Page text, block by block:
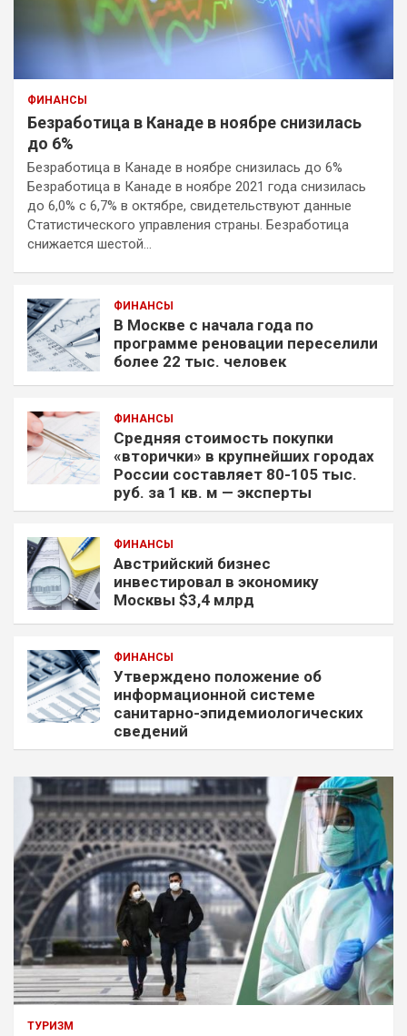
ФИНАНСЫ
Безработица в Канаде в ноябре снизилась
до 6%
Безработица в Канаде в ноябре снизилась до 6%
Безработица в Канаде в ноябре 2021 года снизилась
до 6,0% с 6,7% в октябре, свидетельствуют данные
Статистического управления страны. Безработица
снижается шестой…
ФИНАНСЫ
В Москве с начала года по
программе реновации переселили
более 22 тыс. человек
ФИНАНСЫ
Средняя стоимость покупки
«вторички» в крупнейших городах
России составляет 80-105 тыс.
руб. за 1 кв. м — эксперты
ФИНАНСЫ
Австрийский бизнес
инвестировал в экономику
Москвы $3,4 млрд
ФИНАНСЫ
Утверждено положение об
информационной системе
санитарно-эпидемиологических
сведений
ТУРИЗМ